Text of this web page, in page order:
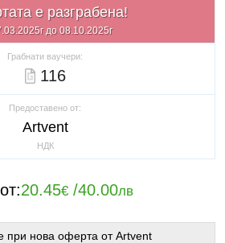
е разграбена!
до 08.10.2025г
Грабнати ваучери:
116
Предоставено от:
Artvent
НДК
20.45€ /40.00лв
при нова оферта от Artvent